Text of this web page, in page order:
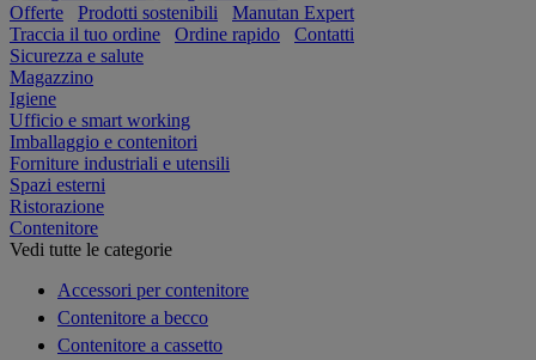
Offerte Prodotti sostenibili
Manutan Expert
Traccia il tuo ordine
Ordine rapido
Contatti
Sicurezza e salute
Magazzino
Igiene
Ufficio e smart working
Imballaggio e contenitori
Forniture industriali e utensili
Spazi esterni
Ristorazione
Contenitore
Vedi tutte le categorie
Accessori per contenitore
Contenitore a becco
Contenitore a cassetto